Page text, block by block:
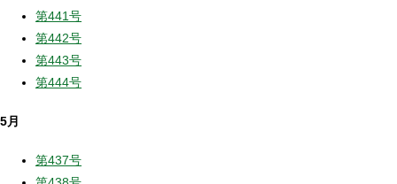
第441号
第442号
第443号
第444号
5月
第437号